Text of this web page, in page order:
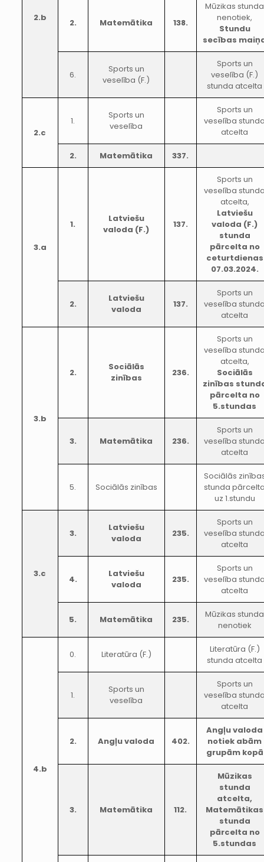
2.b 2. Matemātika 138.
Mūzikas stunda
nenotiek,
Stundu
secības
6.
Sports un
veselība (F.)
Sports un
veselība (F.)
stunda atcelta
2.c
1.
Sports un
veselība
Sports un
veselība
atcelta
2. Matemātika 337.
3.a
1.
Latviešu
valoda (F.)
137.
Sports un
veselība
atcelta,
Latviešu
valoda (F.)
stunda
pārcelta no
ceturtdienas
07.03.2024.
2.
Latviešu
valoda
137.
Sports un
veselība
atcelta
3.b
2.
Sociālās
zinības
236.
Sports un
veselība
atcelta,
Sociālās
zinības
pārcelta no
5.stundas
3. Matemātika 236.
Sports un
veselība
atcelta
5. Sociālās zinības
Sociālās
stunda
uz 1.stundu
3.c
3.
Latviešu
valoda
235.
Sports un
veselība
atcelta
4.
Latviešu
valoda
235.
Sports un
veselība
atcelta
5. Matemātika 235.
Mūzikas stunda
nenotiek
4.b
0. Literatūra (F.)
Literatūra (F.)
stunda atcelta
1.
Sports un
veselība
Sports un
veselība
atcelta
2. Angļu valoda 402.
Angļu valoda
notiek abām
grupām kopā
3. Matemātika 112.
Mūzikas
stunda
atcelta,
Matemātikas
stunda
pārcelta no
5.stundas